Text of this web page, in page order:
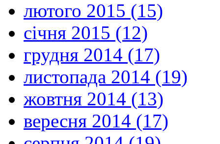
лютого 2015 (15)
січня 2015 (12)
грудня 2014 (17)
листопада 2014 (19)
жовтня 2014 (13)
вересня 2014 (17)